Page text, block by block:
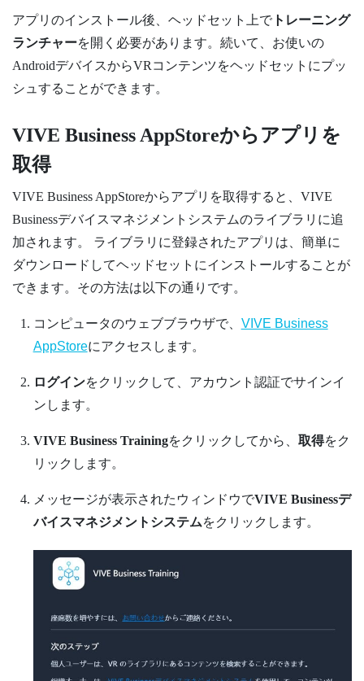
アプリのインストール後、ヘッドセット上で トレーニング
ランチャーを開く必要があります。続いて、お使いの
AndroidデバイスからVRコンテンツをヘッドセットにプッ
シュすることができます。
VIVE Business AppStoreからアプリを
取得
VIVE Business AppStoreからアプリを取得すると、 VIVE
Businessデバイスマネジメントシステムのライブラリに追
加されます。 ライブラリに登録されたアプリは、簡単に
ダウンロードしてヘッドセットにインストールすることが
できます。その方法は以下の通りです。
コンピュータのウェブブラウザで、 VIVE Business
AppStoreにアクセスします。
ログインをクリックして、アカウント認証でサインイ
ンします。
VIVE Business Trainingをクリックしてから、 取得をク
リックします。
メッセージが表示されたウィンドウでVIVE Businessデ
バイスマネジメントシステムをクリックします。